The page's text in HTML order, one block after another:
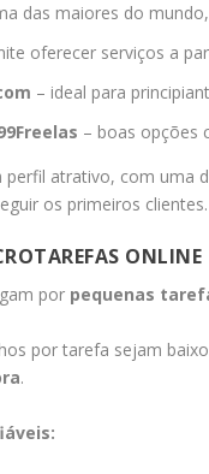
das maiores do
oferecer serviços a
– ideal para
– boas opções
perfil atrativo, com uma
os primeiros clientes.
ONLINE
por pequenas
por tarefa sejam
.